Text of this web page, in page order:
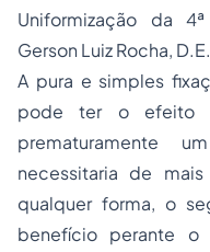
Uniformização da
Gerson Luiz Rocha,
A pura e simples
pode ter o efeito
prematuramente
necessitaria de
qualquer forma, o
benefício perante